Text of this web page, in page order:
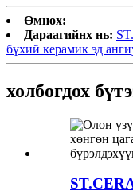
Өмнөх:
Дараагийнх нь:
бүхий керамик эд
холбогдох